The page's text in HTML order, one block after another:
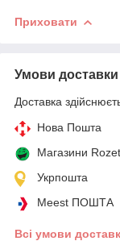
Приховати
Умови доставки
Доставка
Нова Пошта
Магазини
Укрпошта
Meest ПОШТА
Всі умови